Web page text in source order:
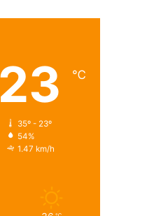
23 ℃
35º - 23º
54%
1.47 km/h